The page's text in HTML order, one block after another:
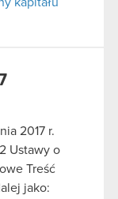
2017 r.
Ustawy o
Treść
jako: